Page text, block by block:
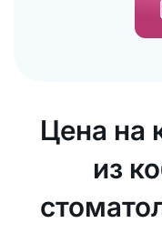
Цена на
из